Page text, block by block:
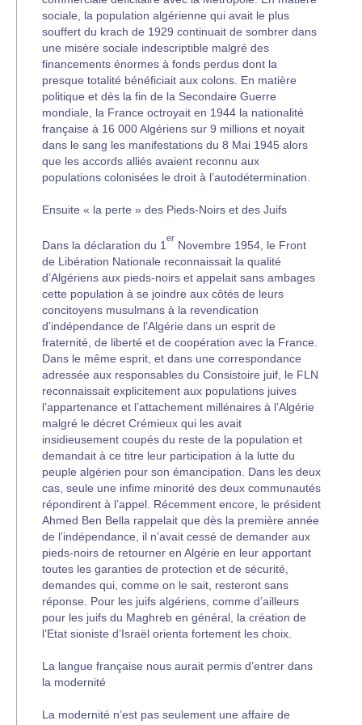
sociale, la population algérienne qui avait le plus
souffert du krach de 1929 continuait de sombrer dans
une misère sociale indescriptible malgré des
financements énormes à fonds perdus dont la
presque totalité bénéficiait aux colons. En matière
politique et dès la fin de la Secondaire Guerre
mondiale, la France octroyait en 1944 la nationalité
française à 16 000 Algériens sur 9 millions et noyait
dans le sang les manifestations du 8 Mai 1945 alors
que les accords alliés avaient reconnu aux
populations colonisées le droit à l’autodétermination.
Ensuite « la perte » des Pieds-Noirs et des Juifs
Dans la déclaration du 1
er
Novembre 1954, le Front
de Libération Nationale reconnaissait la qualité
d’Algériens aux pieds-noirs et appelait sans ambages
cette population à se joindre aux côtés de leurs
concitoyens musulmans à la revendication
d’indépendance de l’Algérie dans un esprit de
fraternité, de liberté et de coopération avec la France.
Dans le même esprit, et dans une correspondance
adressée aux responsables du Consistoire juif, le FLN
reconnaissait explicitement aux populations juives
l’appartenance et l’attachement millénaires à l’Algérie
malgré le décret Crémieux qui les avait
insidieusement coupés du reste de la population et
demandait à ce titre leur participation à la lutte du
peuple algérien pour son émancipation. Dans les deux
cas, seule une infime minorité des deux communautés
répondirent à l’appel. Récemment encore, le président
Ahmed Ben Bella rappelait que dès la première année
de l’indépendance, il n’avait cessé de demander aux
pieds-noirs de retourner en Algérie en leur apportant
toutes les garanties de protection et de sécurité,
demandes qui, comme on le sait, resteront sans
réponse. Pour les juifs algériens, comme d’ailleurs
pour les juifs du Maghreb en général, la création de
l’Etat sioniste d’Israël orienta fortement les choix.
La langue française nous aurait permis d’entrer dans
la modernité
La modernité n’est pas seulement une affaire de